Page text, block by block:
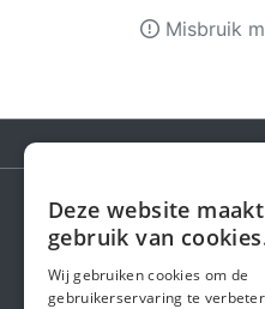
Misbruik
Over ons
Deze website maakt
gebruik van
Wij gebruiken cookies om de
gebruikerservaring te